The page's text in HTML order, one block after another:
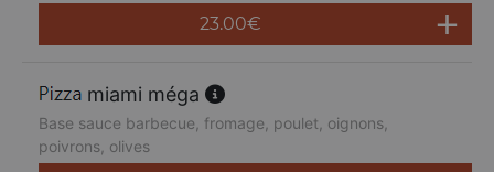
23.00€
miami méga
Base sauce barbecue, fromage, poulet, oignons,
poivrons, olives